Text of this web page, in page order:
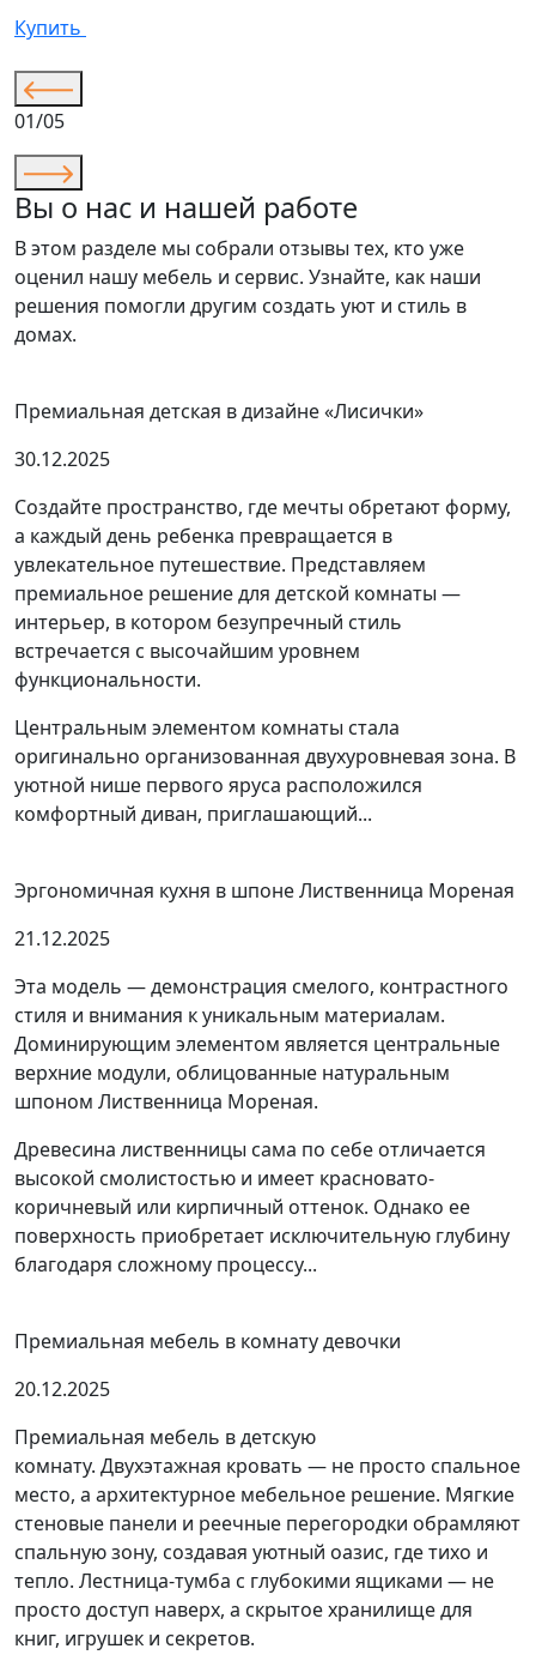
Купить
01/05
Вы о нас и нашей работе
В этом разделе мы собрали отзывы тех, кто уже
оценил нашу мебель и сервис. Узнайте, как наши
решения помогли другим создать уют и стиль в
домах.
Премиальная детская в дизайне «Лисички»
30.12.2025
Создайте пространство, где мечты обретают форму,
а каждый день ребенка превращается в
увлекательное путешествие. Представляем
премиальное решение для детской комнаты —
интерьер, в котором безупречный стиль
встречается с высочайшим уровнем
функциональности.
Центральным элементом комнаты стала
оригинально организованная двухуровневая зона. В
уютной нише первого яруса расположился
комфортный диван, приглашающий...
Эргономичная кухня в шпоне Лиственница Мореная
21.12.2025
Эта модель — демонстрация смелого, контрастного
стиля и внимания к уникальным материалам.
Доминирующим элементом является центральные
верхние модули, облицованные натуральным
шпоном Лиственница Мореная.
Древесина лиственницы сама по себе отличается
высокой смолистостью и имеет красновато-
коричневый или кирпичный оттенок. Однако ее
поверхность приобретает исключительную глубину
благодаря сложному процессу...
Премиальная мебель в комнату девочки
20.12.2025
Премиальная мебель в детскую
комнату. Двухэтажная кровать — не просто спальное
место, а архитектурное мебельное решение. Мягкие
стеновые панели и реечные перегородки обрамляют
спальную зону, создавая уютный оазис, где тихо и
тепло. Лестница-тумба с глубокими ящиками — не
просто доступ наверх, а скрытое хранилище для
книг, игрушек и секретов.